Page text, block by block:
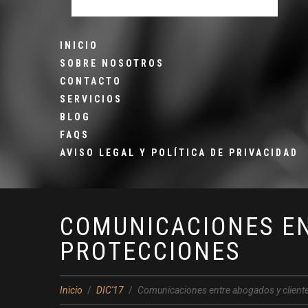
INICIO
SOBRE NOSOTROS
CONTACTO
SERVICIOS
BLOG
FAQS
AVISO LEGAL Y POLÍTICA DE PRIVACIDAD
COMUNICACIONES
PROTECCIONES
Inicio DIC'17 Comunicaciones entre abogados y